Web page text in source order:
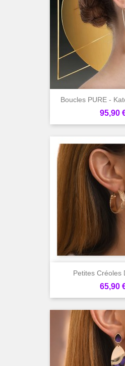
Boucles PURE -
Prix
95,90
Petites Créoles
Prix
65,90